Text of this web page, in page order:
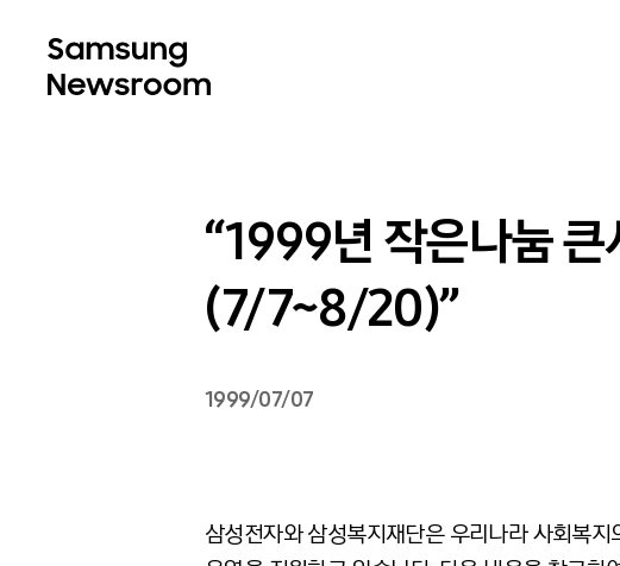
“1999년 작은나눔 큰
(7/7~8/20)”
1999/07/07
삼성전자와 삼성복지재단은 우리나라 사회복